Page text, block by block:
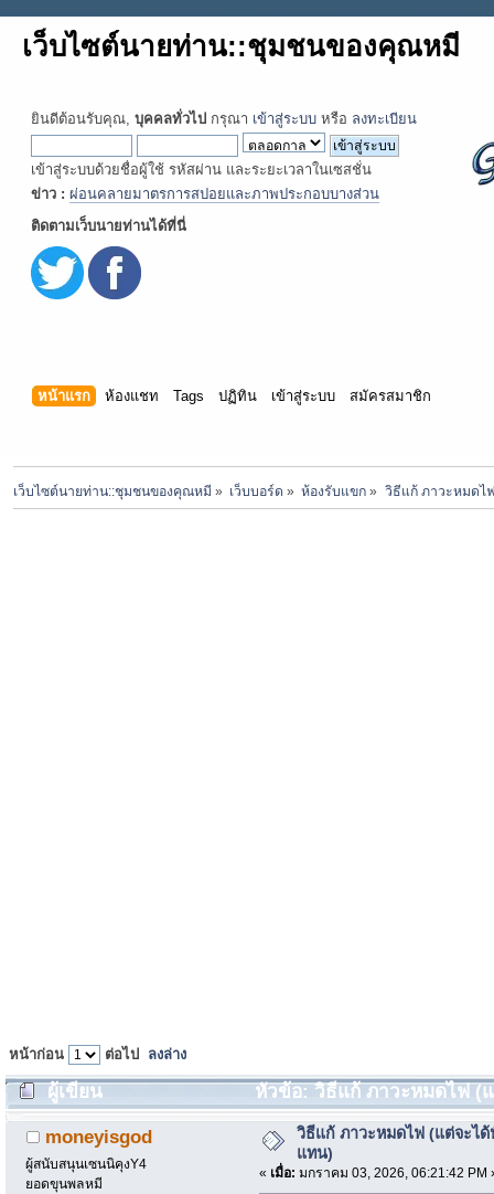
เว็บไซต์นายท่าน::ชุมชนของคุณหมี
ยินดีต้อนรับคุณ, บุคคลทั่วไป กรุณา เข้าสู่ระบบ หรือ ลงทะเบียน
เข้าสู่ระบบด้วยชื่อผู้ใช้ รหัสผ่าน และระยะเวลาในเซสชั่น
ข่าว : ผ่อนคลายมาตรการสปอยและภาพประกอบบางส่วน
ติดตามเว็บนายท่านได้ที่นี่
หน้าแรก ห้องแชท Tags ปฏิทิน เข้าสู่ระบบ สมัครสมาชิก
เว็บไซต์นายท่าน::ชุมชนของคุณหมี » เว็บบอร์ด » ห้องรับแขก » วิธีแก้ ภาวะหมดไ
หน้าก่อน ต่อไป ลงล่าง
ผู้เขียน หัวข้อ: วิธีแก้ ภาวะหมดไฟ (
moneyisgod
ผู้สนับสนุนเซนนิคุงY4
ยอดขุนพลหมี
วิธีแก้ ภาวะหมดไฟ (แต่จะได้
แทน)
« เมื่อ: มกราคม 03, 2026, 06:21:42 PM